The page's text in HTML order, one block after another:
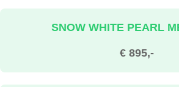
€ 895,-
SNOW WHITE PEARL